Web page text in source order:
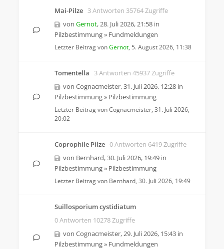
Mai-Pilze 3 Antworten 35764 Zugriffe
von Gernot,28. Juli 2026, 21:58 in
Pilzbestimmung» Fundmeldungen
Letzter Beitrag vonGernot, 5. August 2026, 11:38
Tomentella
3 Antworten 45937 Zugriffe
von Cognacmeister,31. Juli 2026, 12:28 in
Pilzbestimmung» Pilzbestimmung
Letzter Beitrag vonCognacmeister, 31. Juli 2026,
20:02
Coprophile Pilze 0 Antworten 6419 Zugriffe
von Bernhard,30. Juli 2026, 19:49 in
Pilzbestimmung» Pilzbestimmung
Letzter Beitrag von Bernhard, 30. Juli 2026, 19:49
Suillosporium cystidiatum
0 Antworten 10278 Zugriffe
von Cognacmeister,29. Juli 2026, 15:43 in
Pilzbestimmung» Fundmeldungen